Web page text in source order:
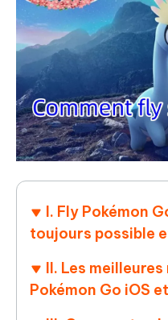
I. Fly Pokémon
toujours possible
II. Les
Pokémon Go iOS